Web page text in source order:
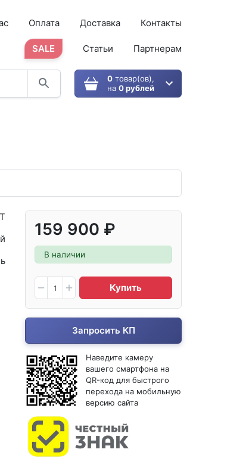
Оплата Доставка Контакты
SALE Статьи Партнерам
0товар(ов),
на 0 рублей
159 900 ₽
В наличии
Купить
Запросить КП
Наведите камеру
вашего смартфона на
QR-код для быстрого
перехода на мобильную
версию сайта